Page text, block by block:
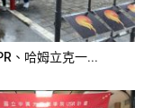
、哈姆立克一...